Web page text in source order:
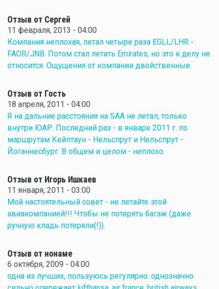
Отзыв от Сергей
11 февраля, 2013 - 04:00
Компания неплохая, летал четыре раза EGLL/LHR -
FAOR/JNB. Потом стал летать Emirates, но это к делу не
относится. Ощущения от компании двойственные.
Отзыв от Гость
18 апреля, 2011 - 04:00
Я на дальние расстояния на SAA не летал, только
внутри ЮАР. Последний раз - в январе 2011 г. по
маршрутам Кейптаун - Нельспрут и Нельспрут -
Йоганнесбург. В общем и целом - неплохо.
Отзыв от Игорь Ишкаев
11 января, 2011 - 03:00
Мой настоятельный совет - не летайте этой
авиакомпанией!!! Чтобы не потерять багаж (даже
ручную кладь потеряли(!)).
Отзыв от нонаме
6 октября, 2009 - 04:00
одна из лучших, пользуюсь регулярно. однозначно